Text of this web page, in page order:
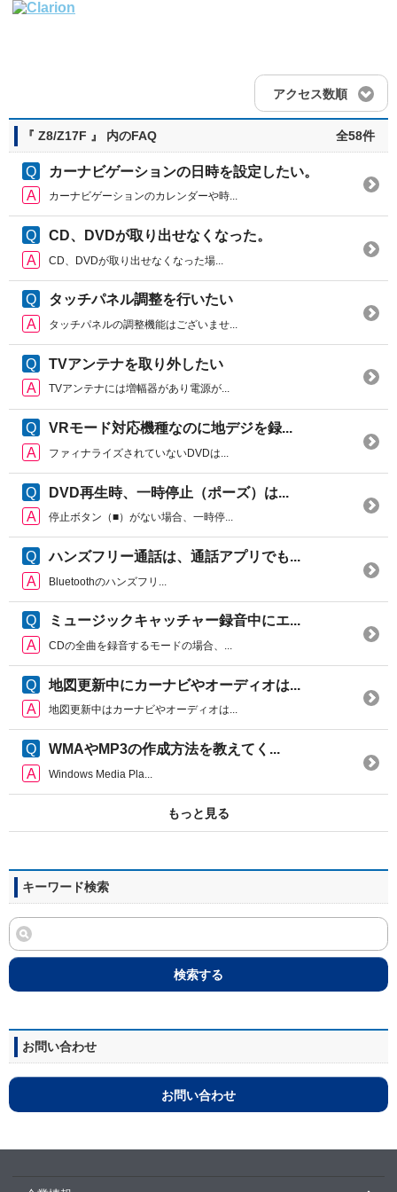
アクセス数順
『 Z8/Z17F 』 内のFAQ 全58件
カーナビゲーションの日時を設定したい。
カーナビゲーションのカレンダーや時...
CD、DVDが取り出せなくなった。
CD、DVDが取り出せなくなった場...
タッチパネル調整を行いたい
タッチパネルの調整機能はございませ...
TVアンテナを取り外したい
TVアンテナには増幅器があり電源が...
VRモード対応機種なのに地デジを録...
ファィナライズされていないDVDは...
DVD再生時、一時停止（ポーズ）は...
停止ボタン（■）がない場合、一時停...
ハンズフリー通話は、通話アプリでも...
Bluetoothのハンズフリ...
ミュージックキャッチャー録音中にエ...
CDの全曲を録音するモードの場合、...
地図更新中にカーナビやオーディオは...
地図更新中はカーナビやオーディオは...
WMAやMP3の作成方法を教えてく...
Windows Media Pla...
もっと見る
キーワード検索
検索する
お問い合わせ
お問い合わせ